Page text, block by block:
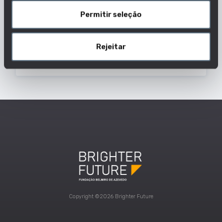
Permitir seleção
Rejeitar
Outras designações usadas para esta
profissão:
GERENTE DE EMPRESA
Dados Profissão
Copyright ©2026 Brighter Future